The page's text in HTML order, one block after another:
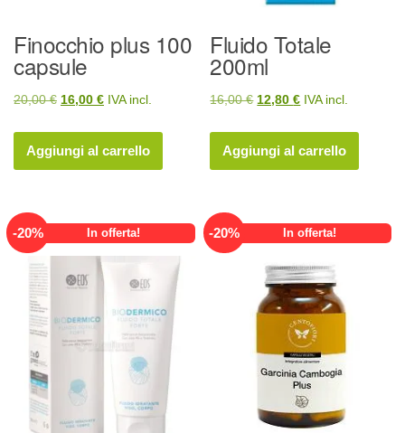
Finocchio plus 100
capsule
20,00€ Il
originale
era:
16,00 €Il
attuale
è:
IVA incl.
Aggiungi al carrello
Fluido Totale
200ml
16,00€ Il
originale
era:
12,80€Il
attuale
è:
IVA incl.
Aggiungi al carrello
-20% In offerta! -20% In offerta!